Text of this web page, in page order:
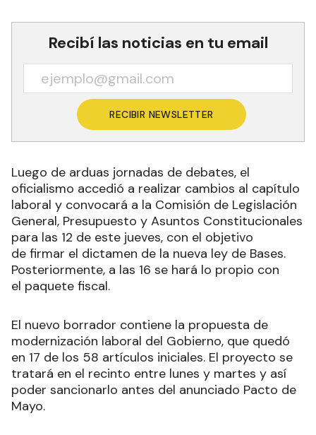
Recibí las noticias en tu email
RECIBIR NEWSLETTER
Luego de arduas jornadas de debates, el
oficialismo accedió a realizar cambios al capítulo
laboral y convocará a la Comisión de Legislación
General, Presupuesto y Asuntos Constitucionales
para las 12 de este jueves, con el objetivo
de firmar el dictamen de la nueva ley de Bases.
Posteriormente, a las 16 se hará lo propio con
el paquete fiscal.
El nuevo borrador contiene la propuesta de
modernización laboral del Gobierno, que quedó
en 17 de los 58 artículos iniciales. El proyecto se
tratará en el recinto entre lunes y martes y así
poder sancionarlo antes del anunciado Pacto de
Mayo.